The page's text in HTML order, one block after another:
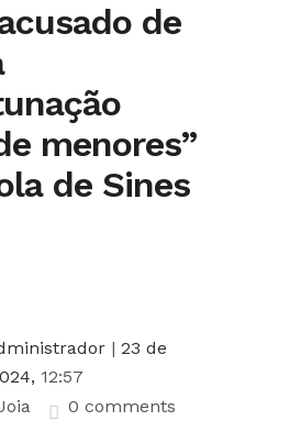
de
menores”
de Sines
| 23 de
12:57
0 comments